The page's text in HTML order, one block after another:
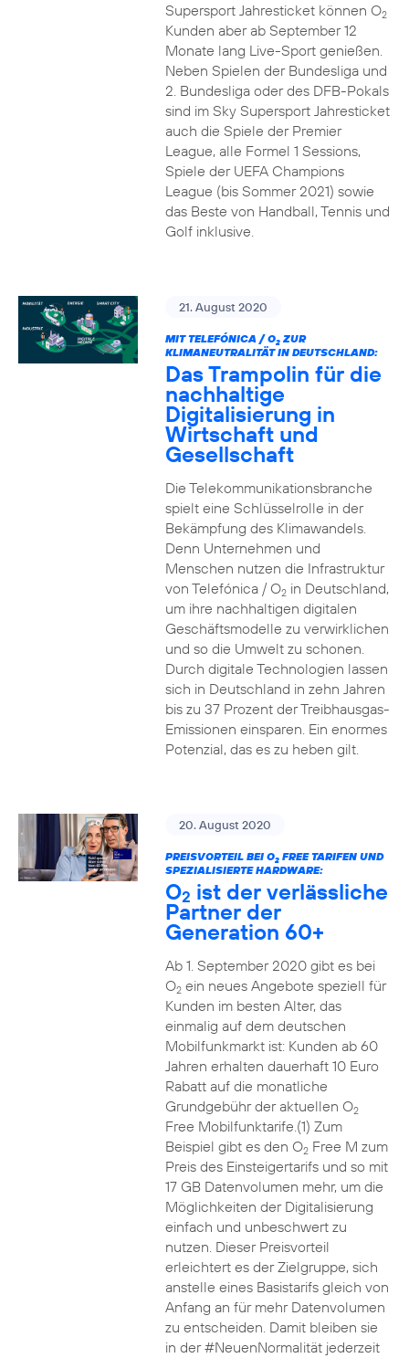
Supersport Jahresticket können O2
Kunden aber ab September 12
Monate lang Live-Sport genießen.
Neben Spielen der Bundesliga und
2. Bundesliga oder des DFB-Pokals
sind im Sky Supersport Jahresticket
auch die Spiele der Premier
League, alle Formel 1 Sessions,
Spiele der UEFA Champions
League (bis Sommer 2021) sowie
das Beste von Handball, Tennis und
Golf inklusive.
21. August 2020
MIT TELEFÓNICA / O2ZUR
KLIMANEUTRALITÄT IN DEUTSCHLAND:
Das Trampolin für die
nachhaltige
Digitalisierung in
Wirtschaft und
Gesellschaft
Die Telekommunikationsbranche
spielt eine Schlüsselrolle in der
Bekämpfung des Klimawandels.
Denn Unternehmen und
Menschen nutzen die Infrastruktur
von Telefónica / O2in Deutschland,
um ihre nachhaltigen digitalen
Geschäftsmodelle zu verwirklichen
und so die Umwelt zu schonen.
Durch digitale Technologien lassen
sich in Deutschland in zehn Jahren
bis zu 37 Prozent der Treibhausgas-
Emissionen einsparen. Ein enormes
Potenzial, das es zu heben gilt.
20. August 2020
PREISVORTEIL BEI O2FREE TARIFEN UND
SPEZIALISIERTE HARDWARE:
O2 ist der verlässliche
Partner der
Generation 60+
Ab 1. September 2020 gibt es bei
O2ein neues Angebote speziell für
Kunden im besten Alter, das
einmalig auf dem deutschen
Mobilfunkmarkt ist: Kunden ab 60
Jahren erhalten dauerhaft 10 Euro
Rabatt auf die monatliche
Grundgebühr der aktuellen O2
Free Mobilfunktarife.(1) Zum
Beispiel gibt es den O2Free M zum
Preis des Einsteigertarifs und so mit
17 GB Datenvolumen mehr, um die
Möglichkeiten der Digitalisierung
einfach und unbeschwert zu
nutzen. Dieser Preisvorteil
erleichtert es der Zielgruppe, sich
anstelle eines Basistarifs gleich von
Anfang an für mehr Datenvolumen
zu entscheiden. Damit bleiben sie
in der #NeuenNormalität jederzeit